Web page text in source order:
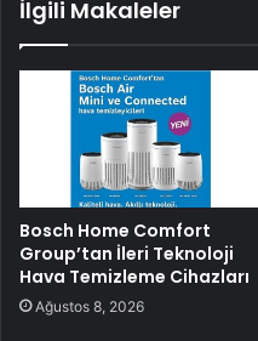
İlgili Makaleler
Bosch Home Comfort
Group’tan İleri Teknoloji
Hava Temizleme Cihazları
Ağustos 8, 2026